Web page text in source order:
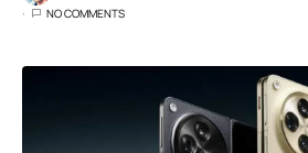
NO COMMENTS